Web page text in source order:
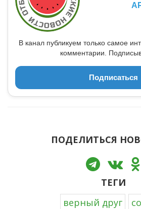
В канал публикуем только самое
комментарии.
Подписаться
ПОДЕЛИТЬСЯ
ТЕГИ
верный друг